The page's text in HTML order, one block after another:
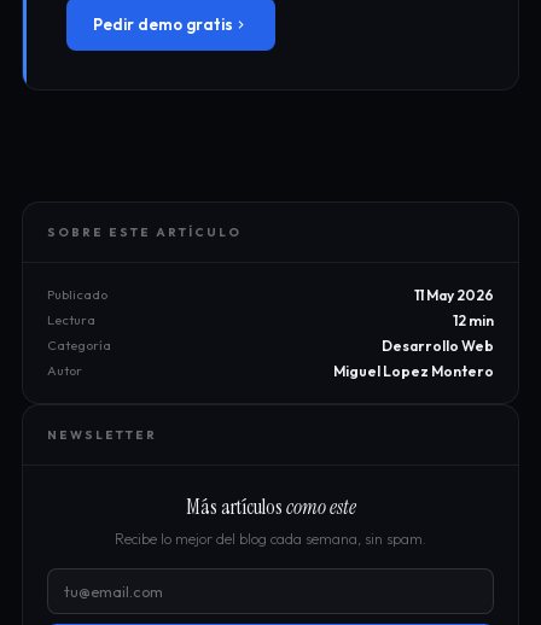
Pedir demo gratis
SOBRE ESTE ARTÍCULO
Publicado 11 May 2026
Lectura 12 min
Categoría Desarrollo Web
Autor Miguel Lopez Montero
NEWSLETTER
Más artículoscomo este
Recibe lo mejor del blog cada semana, sin spam.